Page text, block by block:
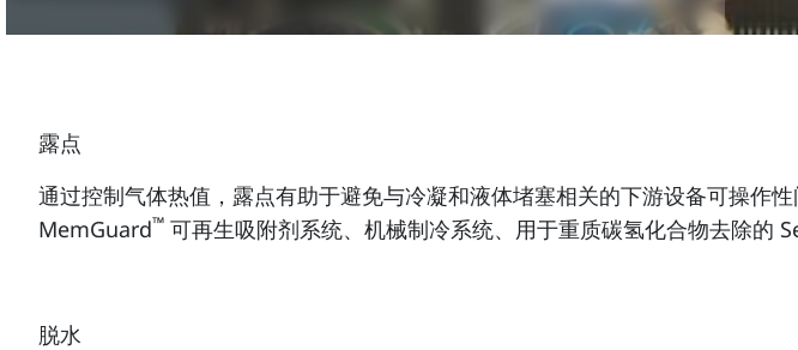
露点
通过控制气体热值，露点有助于避免与冷凝和液体堵塞相关的下游设备可操作
MemGuard™ 可再生吸附剂系统、机械制冷系统、用于重质碳氢化合物去除的
脱水